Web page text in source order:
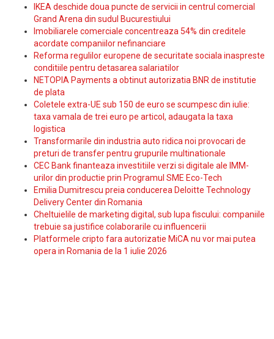
IKEA deschide doua puncte de servicii in centrul comercial
Grand Arena din sudul Bucurestiului
Imobiliarele comerciale concentreaza 54% din creditele
acordate companiilor nefinanciare
Reforma regulilor europene de securitate sociala inaspreste
conditiile pentru detasarea salariatilor
NETOPIA Payments a obtinut autorizatia BNR de institutie
de plata
Coletele extra-UE sub 150 de euro se scumpesc din iulie:
taxa vamala de trei euro pe articol, adaugata la taxa
logistica
Transformarile din industria auto ridica noi provocari de
preturi de transfer pentru grupurile multinationale
CEC Bank finanteaza investitiile verzi si digitale ale IMM-
urilor din productie prin Programul SME Eco-Tech
Emilia Dumitrescu preia conducerea Deloitte Technology
Delivery Center din Romania
Cheltuielile de marketing digital, sub lupa fiscului: companiile
trebuie sa justifice colaborarile cu influencerii
Platformele cripto fara autorizatie MiCA nu vor mai putea
opera in Romania de la 1 iulie 2026